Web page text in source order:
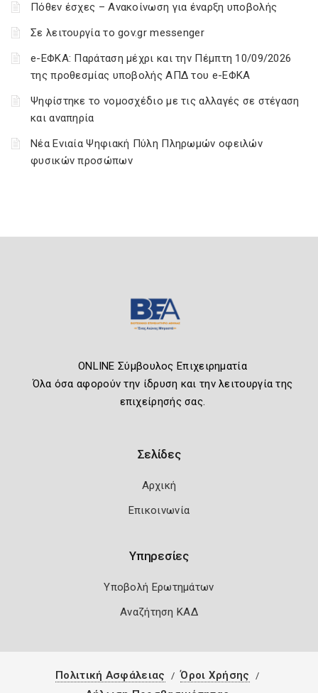
Πόθεν έσχες – Ανακοίνωση για έναρξη υποβολής
Σε λειτουργία το gov.gr messenger
e-ΕΦΚΑ: Παράταση μέχρι και την Πέμπτη 10/09/2026
της προθεσμίας υποβολής ΑΠΔ του e-ΕΦΚΑ
Ψηφίστηκε το νομοσχέδιο με τις αλλαγές σε στέγαση
και αναπηρία
Νέα Ενιαία Ψηφιακή Πύλη Πληρωμών οφειλών
φυσικών προσώπων
ONLINE Σύμβουλος Επιχειρηματία
Όλα όσα αφορούν την ίδρυση και την λειτουργία της
επιχείρησής σας.
Σελίδες
Αρχική
Επικοινωνία
Υπηρεσίες
Υποβολή Ερωτημάτων
Αναζήτηση ΚΑΔ
Πολιτική Ασφάλειας
Όροι Χρήσης